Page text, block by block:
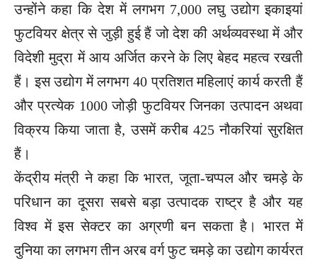
उन्होंने कहा कि देश में लगभग 7,000 लघु उद्योग इकाइयां
फुटवियर क्षेत्र से जुड़ी हुई हैं जो देश की अर्थव्यवस्था में और
विदेशी मुद्रा में आय अर्जित करने के लिए बेहद महत्व रखती
हैं। इस उद्योग में लगभग 40 प्रतिशत महिलाएं कार्य करती हैं
और प्रत्येक 1000 जोड़ी फुटवियर जिनका उत्पादन अथवा
विक्रय किया जाता है, उसमें करीब 425 नौकरियां सुरक्षित
हैं।
केंद्रीय मंत्री ने कहा कि भारत, जूता-चप्पल और चमड़े के
परिधान का दूसरा सबसे बड़ा उत्पादक राष्ट्र है और यह
विश्व में इस सेक्टर का अग्रणी बन सकता है। भारत में
दुनिया का लगभग तीन अरब वर्ग फुट चमड़े का उद्योग कार्यरत